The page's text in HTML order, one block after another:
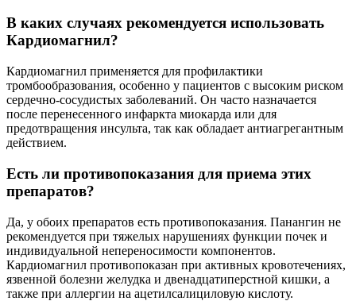
В каких случаях рекомендуется использовать
Кардиомагнил?
Кардиомагнил применяется для профилактики
тромбообразования, особенно у пациентов с высоким риском
сердечно-сосудистых заболеваний. Он часто назначается
после перенесенного инфаркта миокарда или для
предотвращения инсульта, так как обладает антиагрегантным
действием.
Есть ли противопоказания для приема этих
препаратов?
Да, у обоих препаратов есть противопоказания. Панангин не
рекомендуется при тяжелых нарушениях функции почек и
индивидуальной непереносимости компонентов.
Кардиомагнил противопоказан при активных кровотечениях,
язвенной болезни желудка и двенадцатиперстной кишки, а
также при аллергии на ацетилсалициловую кислоту.